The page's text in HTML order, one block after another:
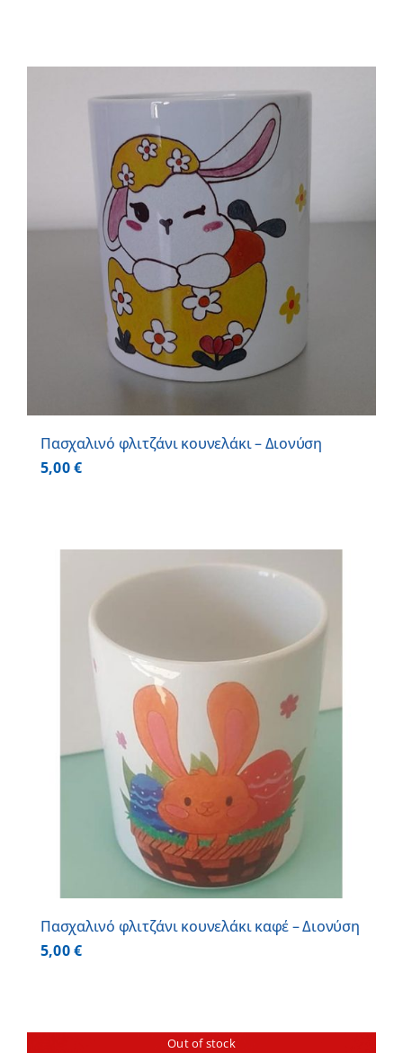
Πασχαλινό φλιτζάνι κουνελάκι – Διονύση
5,00€
Πασχαλινό φλιτζάνι κουνελάκι καφέ – Διονύση
5,00€
Out of stock